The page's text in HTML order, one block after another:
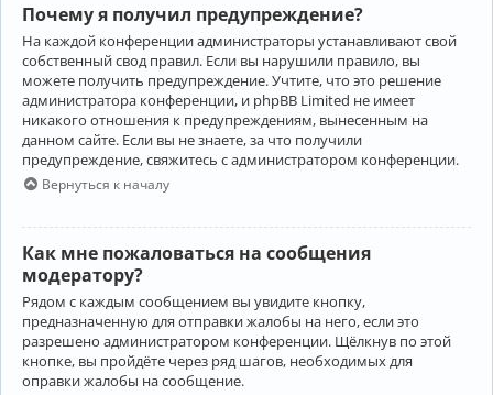
Почему я получил предупреждение?
На каждой конференции администраторы устанавливают свой
собственный свод правил. Если вы нарушили правило, вы
можете получить предупреждение. Учтите, что это решение
администратора конференции, и phpBB Limited не имеет
никакого отношения к предупреждениям, вынесенным на
данном сайте. Если вы не знаете, за что получили
предупреждение, свяжитесь с администратором конференции.
Вернуться к началу
Как мне пожаловаться на сообщения
модератору?
Рядом с каждым сообщением вы увидите кнопку,
предназначенную для отправки жалобы на него, если это
разрешено администратором конференции. Щёлкнув по этой
кнопке, вы пройдёте через ряд шагов, необходимых для
оправки жалобы на сообщение.